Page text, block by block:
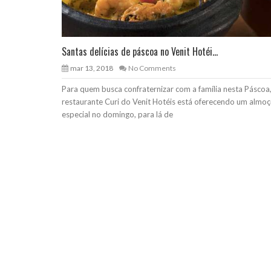
Santas delícias de páscoa no Venit Hotéi...
mar 13, 2018 No Comments
Para quem busca confraternizar com a família nesta
restaurante Curi do Venit Hotéis está oferecendo um
especial no domingo, para lá de